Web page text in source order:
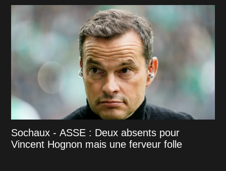
Sochaux - ASSE : Deux absents pour
Vincent Hognon mais une ferveur folle